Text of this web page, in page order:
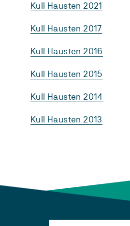
Kull Hausten 2021
Kull Hausten 2017
Kull Hausten 2016
Kull Hausten 2015
Kull Hausten 2014
Kull Hausten 2013